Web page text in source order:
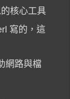
核心工具
寫的，這
網路與檔